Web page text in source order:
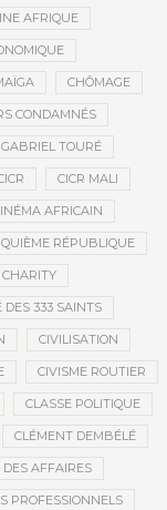
AFRIQUE
CHÔMAGE
CONDAMNÉS
TOURÉ
CICR MALI
AFRICAIN
RÉPUBLIQUE
DES 333 SAINTS
CIVILISATION
CIVISME ROUTIER
CLASSE POLITIQUE
CLÉMENT DEMBÉLÉ
AFFAIRES
PROFESSIONNELS